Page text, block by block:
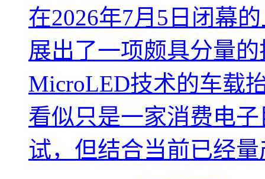
在2026年7月5日闭幕
展出了一项颇具分量
MicroLED技术的车载
看似只是一家消费电
试，但结合当前已经量